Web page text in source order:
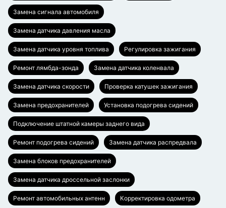
Замена сигнала автомобиля
Замена датчика давления масла
Замена датчика уровня топлива Регулировка зажигания
Ремонт лямбда-зонда Замена датчика коленвала
Замена датчика скорости Проверка катушек зажигания
Замена предохранителей Установка подогрева сидений
Подключение штатной камеры заднего вида
Ремонт подогрева сидений Замена датчика распредвала
Замена блоков предохранителей
Замена датчика дроссельной заслонки
Ремонт автомобильных антенн Корректировка одометра